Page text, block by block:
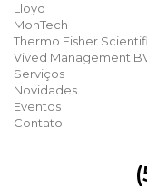
Lloyd
MonTech
Thermo Fisher
Vived Management
Serviços
Novidades
Eventos
Contato